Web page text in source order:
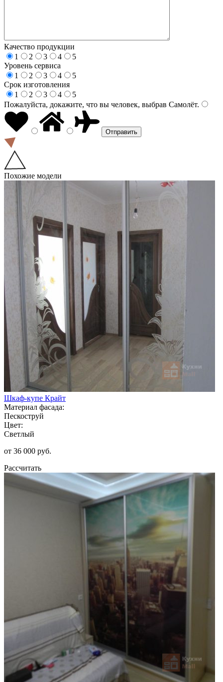
Качество продукции
1
2 3 4
5
Уровень сервиса
1
2 3 4
5
Срок изготовления
1
2 3 4
5
Пожалуйста, докажите, что вы человек, выбрав Самолёт.
Похожие модели
Шкаф-купе Крайт
Материал фасада:
Пескоструй
Цвет:
Светлый
от 36 000 руб.
Рассчитать